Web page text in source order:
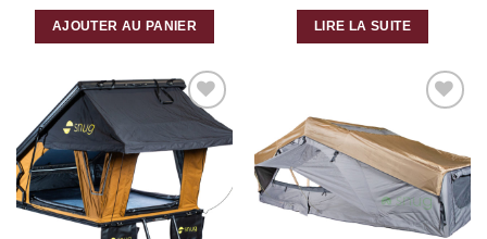
AJOUTER AU PANIER LIRE LA SUITE
Ajouter
à la liste
d’envies
à la liste
d’envies